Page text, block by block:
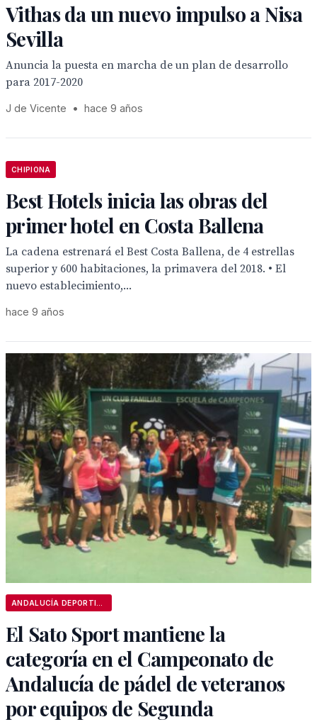
Vithas da un nuevo impulso a Nisa
Sevilla
Anuncia la puesta en marcha de un plan de desarrollo
para 2017-2020
J de Vicente • hace 9 años
CHIPIONA
Best Hotels inicia las obras del
primer hotel en Costa Ballena
La cadena estrenará el Best Costa Ballena, de 4 estrellas
superior y 600 habitaciones, la primavera del 2018. • El
nuevo establecimiento,...
hace 9 años
El Sato Sport mantiene la
categoría en el Campeonato de
Andalucía de pádel de veteranos
por equipos de Segunda